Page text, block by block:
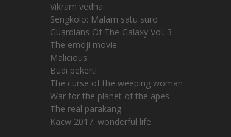
Vikram vedha
Sengkolo: Malam satu suro
Guardians Of The Galaxy Vol. 3
The emoji movie
Malicious
Budi pekerti
The curse of the weeping woman
War for the planet of the apes
The real parakang
Kacw 2017: wonderful life